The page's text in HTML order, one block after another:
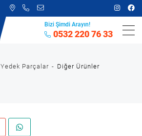
Bizi Şimdi Arayın!
0532 220 76 33
Yedek Parçalar Diğer Ürünler